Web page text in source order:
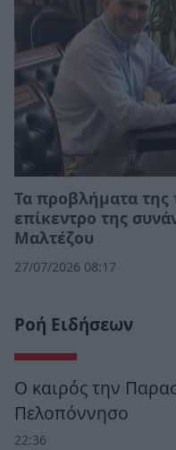
Τα προβλήματα της
επίκεντρο της
Μαλτέζου
27/07/2026 08:17
Ροή Ειδήσεων
Ο καιρός την
Πελοπόννησο
22:36